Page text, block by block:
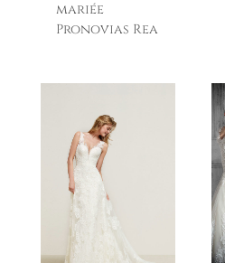
mariée
Pronovias Rea